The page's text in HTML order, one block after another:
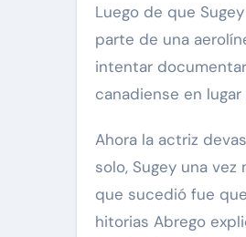
Luego de que Sugey Abrego utilizara sus redes sociales para denunciar discriminación por
parte de una
intentar
canadiense en lugar
Ahora la actriz
solo, Sugey una
que sucedió fue
hitorias Abrego